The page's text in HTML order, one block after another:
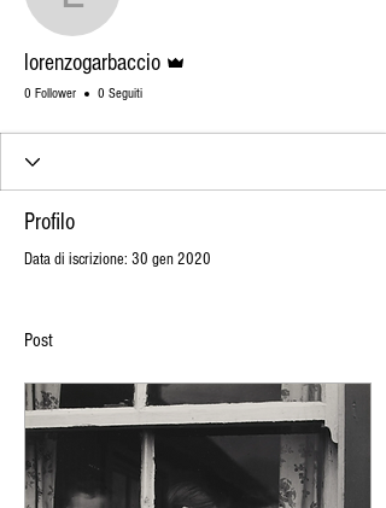
lorenzogarbaccio
lorenzogarbaccio
0 Follower 0 Seguiti
Profilo
Data di iscrizione: 30 gen 2020
Post